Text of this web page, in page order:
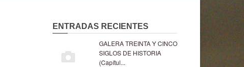
ENTRADAS RECIENTES
GALERA TREINTA Y CINCO
SIGLOS DE HISTORIA
(Capítul...